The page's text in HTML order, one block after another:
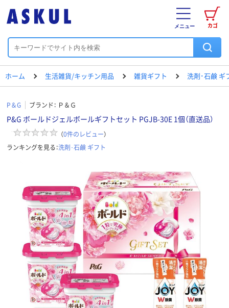
カゴ
メニュー
ホーム 生活雑貨/キッチン用品 雑貨ギフト 洗剤･石鹸 ギ
P＆G ブランド： Ｐ＆Ｇ
P&G ボールドジェルボールギフトセット PGJB-30E 1個（直送品）
（0件のレビュー）
ランキングを見る：洗剤･石鹸 ギフト